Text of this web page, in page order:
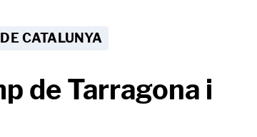
CATALUNYA
de Tarragona i